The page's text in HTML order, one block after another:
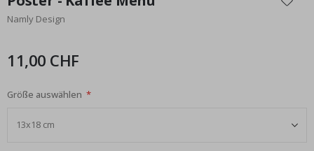
der
Bildgalerie
Namly Design
11,00 CHF
Größe auswählen